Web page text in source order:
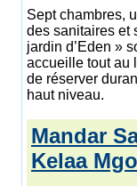
Sept chambres,
des sanitaires et
jardin d’Eden »
accueille tout au
de réserver
haut niveau.
Mandar
Kelaa